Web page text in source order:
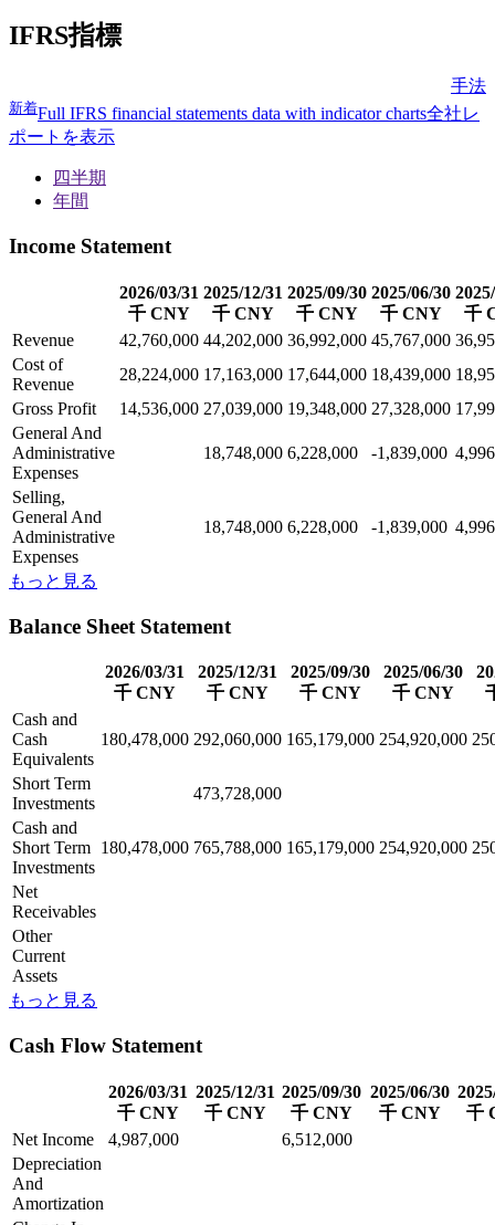
IFRS指標
手法
新着Full IFRS financial statements data with indicator charts全社レ
ポートを表示
四半期
年間
Income Statement
2026/03/31
千 CNY
2025/12/31
千 CNY
2025/09/30
千 CNY
2025/06/30
千 CNY
千
Revenue
42,760,000 44,202,000 36,992,000 45,767,000
Cost of
Revenue
28,224,000 17,163,000 17,644,000 18,439,000
Gross Profit
14,536,000 27,039,000 19,348,000 27,328,000
General And
Administrative
Expenses
18,748,000 6,228,000 -1,839,000
Selling,
General And
Administrative
Expenses
18,748,000 6,228,000 -1,839,000
もっと見る
Balance Sheet Statement
2026/03/31
千 CNY
2025/12/31
千 CNY
2025/09/30
千 CNY
2025/06/30
千 CNY
Cash and
Cash
Equivalents
180,478,000 292,060,000 165,179,000 254,920,000
Short Term
Investments
473,728,000
Cash and
Short Term
Investments
180,478,000 765,788,000 165,179,000 254,920,000
Net
Receivables
Other
Current
Assets
もっと見る
Cash Flow Statement
2026/03/31
千 CNY
2025/12/31
千 CNY
2025/09/30
千 CNY
2025/06/30
千 CNY
千
Net Income
4,987,000
6,512,000
Depreciation
And
Amortization